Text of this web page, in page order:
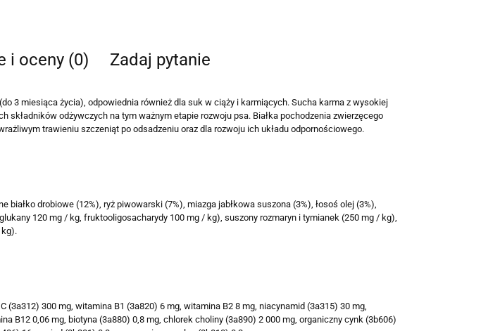
i oceny (0) Zadaj pytanie
3 miesiąca życia), odpowiednia również dla suk w ciąży i karmiących. Sucha karma z wysokiej
odżywczych na tym ważnym etapie rozwoju psa. Białka pochodzenia zwierzęcego
trawieniu szczeniąt po odsadzeniu oraz dla rozwoju ich układu odpornościowego.
drobiowe (12%), ryż piwowarski (7%), miazga jabłkowa suszona (3%), łosoś olej (3%),
120 mg / kg, fruktooligosacharydy 100 mg / kg), suszony rozmaryn i tymianek (250 mg / kg),
kg).
300 mg, witamina B1 (3a820) 6 mg, witamina B2 8 mg, niacynamid (3a315) 30 mg,
B12 0,06 mg, biotyna (3a880) 0,8 mg, chlorek choliny (3a890) 2 000 mg, organiczny cynk (3b606)